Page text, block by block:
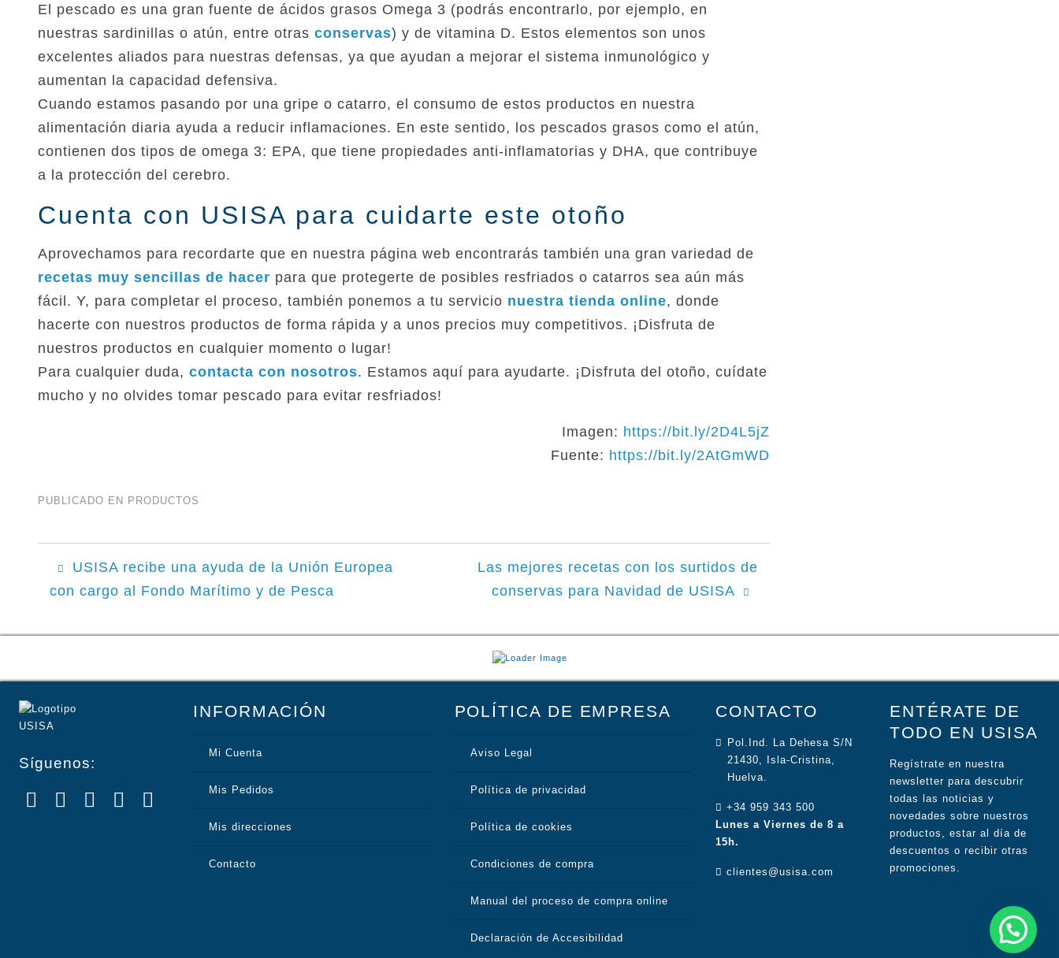
El pescado es una gran fuente de ácidos grasos Omega 3 (podrás encontrarlo, por ejemplo, en
nuestras sardinillas o atún, entre otras conservas) y de vitamina D. Estos elementos son unos
excelentes aliados para nuestras defensas, ya que ayudan a mejorar el sistema inmunológico y
aumentan la capacidad defensiva.
Cuando estamos pasando por una gripe o catarro, el consumo de estos productos en nuestra
alimentación diaria ayuda a reducir inflamaciones. En este sentido, los pescados grasos como el atún,
contienen dos tipos de omega 3: EPA, que tiene propiedades anti-inflamatorias y DHA, que contribuye
a la protección del cerebro.
Cuenta con USISA para cuidarte este otoño
Aprovechamos para recordarte que en nuestra página web encontrarás también una gran variedad de
recetas muy sencillas de hacer para que protegerte de posibles resfriados o catarros sea aún más
fácil. Y, para completar el proceso, también ponemos a tu servicio nuestra tienda online, donde
hacerte con nuestros productos de forma rápida y a unos precios muy competitivos. ¡Disfruta de
nuestros productos en cualquier momento o lugar!
Para cualquier duda, contacta con nosotros. Estamos aquí para ayudarte. ¡Disfruta del otoño, cuídate
mucho y no olvides tomar pescado para evitar resfriados!
Imagen: https://bit.ly/2D4L5jZ
Fuente: https://bit.ly/2AtGmWD
PUBLICADO EN PRODUCTOS
Navegación
de
entradas
USISA recibe una ayuda de la Unión Europea
con cargo al Fondo Marítimo y de Pesca
Las mejores recetas con los surtidos de
conservas para Navidad de USISA
Síguenos:
INFORMACIÓN
Mi Cuenta
Mis Pedidos
Mis direcciones
Contacto
POLÍTICA DE EMPRESA
Aviso Legal
Política de privacidad
Política de cookies
Condiciones de compra
Manual del proceso de compra online
Declaración de Accesibilidad
CONTACTO
Pol.Ind. La Dehesa S/N
21430, Isla-Cristina,
Huelva.
+34 959 343 500
Lunes a Viernes de 8 a
15h.
clientes@usisa.com
ENTÉRATE DE
TODO EN USISA
Regístrate en nuestra
newsletter para descubrir
todas las noticias y
novedades sobre nuestros
productos, estar al día de
descuentos o recibir otras
promociones.